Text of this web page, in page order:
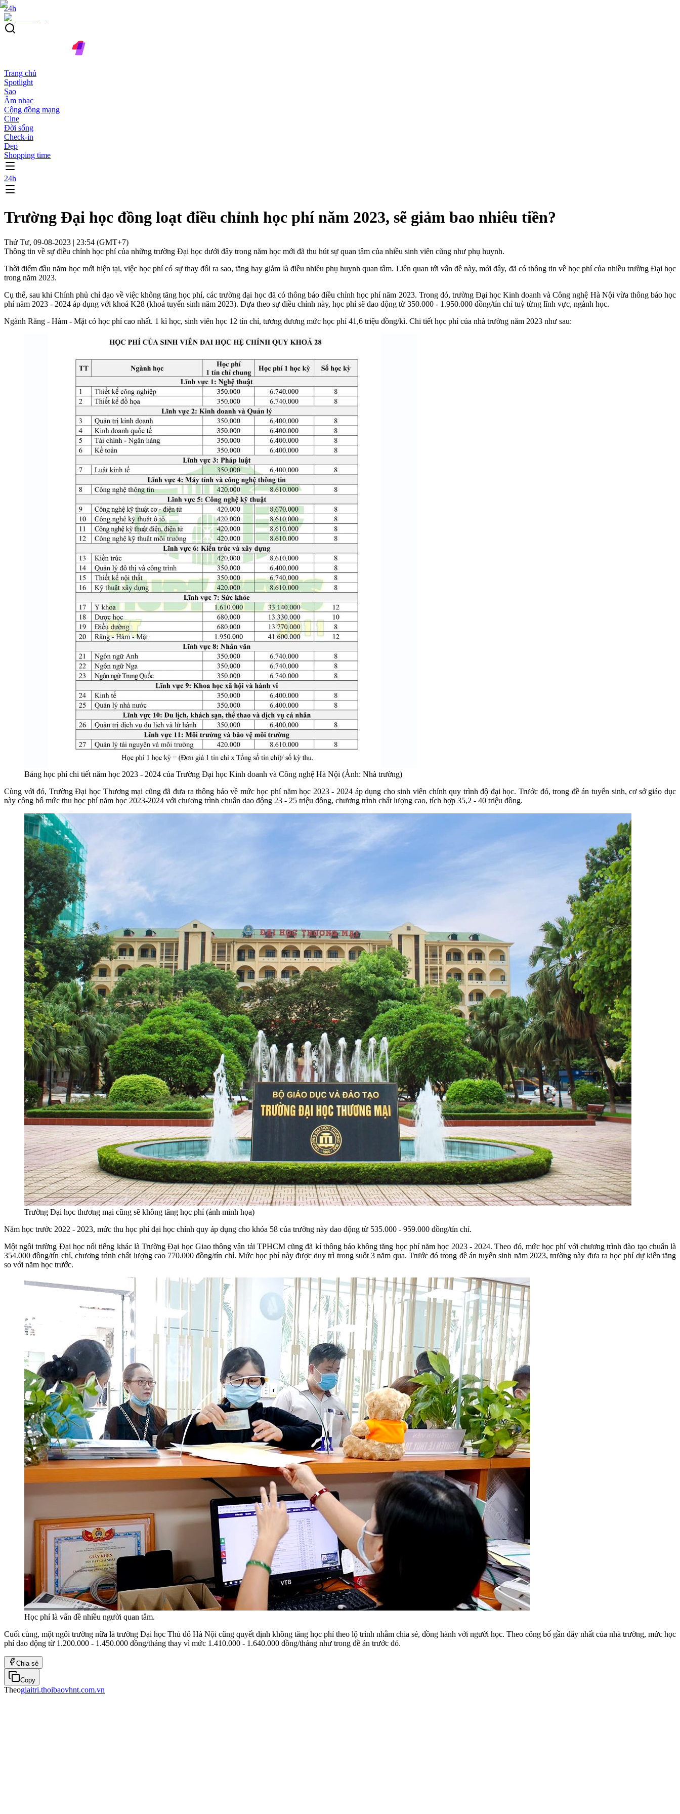
24h
Trang chủ
Spotlight
Sao
Âm nhạc
Cộng đồng mạng
Cine
Đời sống
Check-in
Đẹp
Shopping time
24h
Trường Đại học đồng loạt điều chỉnh học phí năm 2023, sẽ giảm bao nhiêu tiền?
Thứ Tư, 09-08-2023 | 23:54 (GMT+7)
Thông tin về sự điều chỉnh học phí của những trường Đại học dưới đây trong năm học mới đã thu hút sự quan tâm của nhiều sinh viên cũng như phụ huynh.
Thời điểm đầu năm học mới hiện tại, việc học phí có sự thay đổi ra sao, tăng hay giảm là điều nhiều phụ huynh quan tâm. Liên quan tới vấn đề này, mới đây, đã có thông tin về học phí của nhiều trường Đại học
trong năm 2023.
Cụ thể, sau khi Chính phủ chỉ đạo về việc không tăng học phí, các trường đại học đã có thông báo điều chỉnh học phí năm 2023. Trong đó, trường Đại học Kinh doanh và Công nghệ Hà Nội vừa thông báo học
phí năm 2023 - 2024 áp dụng với khoá K28 (khoá tuyển sinh năm 2023). Dựa theo sự điều chỉnh này, học phí sẽ dao động từ 350.000 - 1.950.000 đồng/tín chỉ tuỳ từng lĩnh vực, ngành học.
Ngành Răng - Hàm - Mặt có học phí cao nhất. 1 kì học, sinh viên học 12 tín chỉ, tương đương mức học phí 41,6 triệu đồng/kì. Chi tiết học phí của nhà trường năm 2023 như sau:
Bảng học phí chi tiết năm học 2023 - 2024 của Trường Đại học Kinh doanh và Công nghệ Hà Nội (Ảnh: Nhà trường)
Cùng với đó, Trường Đại học Thương mại cũng đã đưa ra thông báo về mức học phí năm học 2023 - 2024 áp dụng cho sinh viên chính quy trình độ đại học. Trước đó, trong đề án tuyển sinh, cơ sở giáo dục
này công bố mức thu học phí năm học 2023-2024 với chương trình chuẩn dao động 23 - 25 triệu đồng, chương trình chất lượng cao, tích hợp 35,2 - 40 triệu đồng.
Trường Đại học thương mại cũng sẽ không tăng học phí (ảnh minh họa)
Năm học trước 2022 - 2023, mức thu học phí đại học chính quy áp dụng cho khóa 58 của trường này dao động từ 535.000 - 959.000 đồng/tín chỉ.
Một ngôi trường Đại học nổi tiếng khác là Trường Đại học Giao thông vận tải TPHCM cũng đã kí thông báo không tăng học phí năm học 2023 - 2024. Theo đó, mức học phí với chương trình đào tạo chuẩn là
354.000 đồng/tín chỉ, chương trình chất lượng cao 770.000 đồng/tín chỉ. Mức học phí này được duy trì trong suốt 3 năm qua. Trước đó trong đề án tuyển sinh năm 2023, trường này đưa ra học phí dự kiến tăng
so với năm học trước.
Học phí là vấn đề nhiều người quan tâm.
Cuối cùng, một ngôi trường nữa là trường Đại học Thủ đô Hà Nội cũng quyết định không tăng học phí theo lộ trình nhằm chia sẻ, đồng hành với người học. Theo công bố gần đây nhất của nhà trường, mức học
phí dao động từ 1.200.000 - 1.450.000 đồng/tháng thay vì mức 1.410.000 - 1.640.000 đồng/tháng như trong đề án trước đó.
Chia sẻ
Copy
Theogiaitri.thoibaovhnt.com.vn